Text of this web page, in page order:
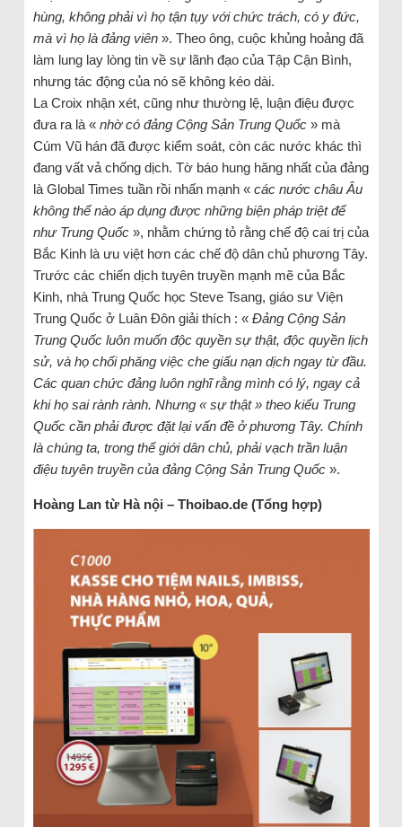
hùng, không phải vì họ tận tụy với chức trách, có y đức,
mà vì họ là đảng viên». Theo ông, cuộc khủng hoảng đã
làm lung lay lòng tin về sự lãnh đạo của Tập Cận Bình,
nhưng tác động của nó sẽ không kéo dài.
La Croix nhận xét, cũng như thường lệ, luận điệu được
đưa ra là « nhờ có đảng Cộng Sản Trung Quốc» mà
Cúm Vũ hán đã được kiểm soát, còn các nước khác thì
đang vất vả chống dịch. Tờ báo hung hăng nhất của đảng
là Global Times tuần rồi nhấn mạnh « các nước châu Âu
không thể nào áp dụng được những biện pháp triệt để
như Trung Quốc», nhằm chứng tỏ rằng chế độ cai trị của
Bắc Kinh là ưu việt hơn các chế độ dân chủ phương Tây.
Trước các chiến dịch tuyên truyền mạnh mẽ của Bắc
Kinh, nhà Trung Quốc học Steve Tsang, giáo sư Viện
Trung Quốc ở Luân Đôn giải thích : « Đảng Cộng Sản
Trung Quốc luôn muốn độc quyền sự thật, độc quyền lịch
sử, và họ chối phăng việc che giấu nạn dịch ngay từ đầu.
Các quan chức đảng luôn nghĩ rằng mình có lý, ngay cả
khi họ sai rành rành. Nhưng « sự thật » theo kiểu Trung
Quốc cần phải được đặt lại vấn đề ở phương Tây. Chính
là chúng ta, trong thế giới dân chủ, phải vạch trần luận
điệu tuyên truyền của đảng Cộng Sản Trung Quốc».
Hoàng Lan từ Hà nội – Thoibao.de (Tổng hợp)